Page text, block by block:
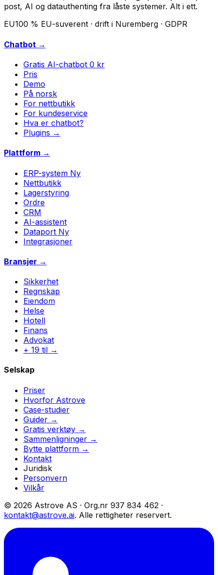
post, AI og datauthenting fra låste systemer. Alt i ett.
EU100 % EU-suverent · drift i Nuremberg · GDPR
Chatbot →
Gratis AI-chatbot 0 kr
Pris
Demo
På norsk
For nettbutikk
For kundeservice
Hva er chatbot?
Plugins →
Plattform →
ERP-system Ny
Nettbutikk
Lagerstyring
Ordre
CRM
AI-assistent
Dataport Ny
Integrasjoner
Bransjer →
Sikkerhet
Regnskap
Eiendom
Helse
Hotell
Finans
Advokat
+ 19 til →
Selskap
Priser
Hvorfor Astrove
Case-studier
Guider →
Gratis verktøy →
Sammenligninger →
Bytte plattform →
Kontakt
Juridisk
Personvern
Vilkår
© 2026 Astrove AS · Org.nr 937 834 462 ·
kontakt@astrove.ai. Alle rettigheter reservert.